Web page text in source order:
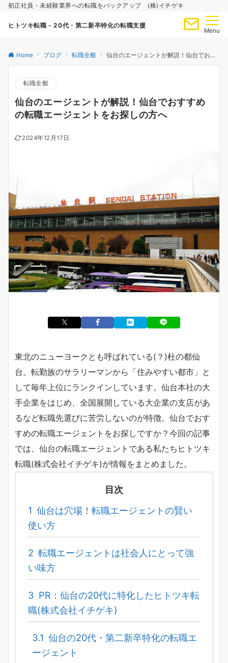
初正社員・未経験業界への転職をバックアップ (株)イチゲキ
ヒトツキ転職 - 20代・第二新卒特化の転職支援
Menu
Home ブログ 転職全般 仙台のエージェントが解説！仙台でおすすめの転職エージェントをお探しの方へ
転職全般
仙台のエージェントが解説！仙台でおすすめ
の転職エージェントをお探しの方へ
2024年12月17日
東北のニューヨークとも呼ばれている(？)杜の都仙
台。転勤族のサラリーマンから「住みやすい都市」と
して毎年上位にランクインしています。仙台本社の大
手企業をはじめ、全国展開している大企業の支店があ
るなど転職先選びに苦労しないのが特徴。仙台でおす
すめの転職エージェントをお探しですか？今回の記事
では、仙台の転職エージェントである私たちヒトツキ
転職(株式会社イチゲキ)が情報をまとめました。
目次
1 仙台は穴場！転職エージェントの賢い
使い方
2 転職エージェントは社会人にとって強
い味方
3 PR：仙台の20代に特化したヒトツキ転
職(株式会社イチゲキ)
3.1 仙台の20代・第二新卒特化の転職エ
ージェント